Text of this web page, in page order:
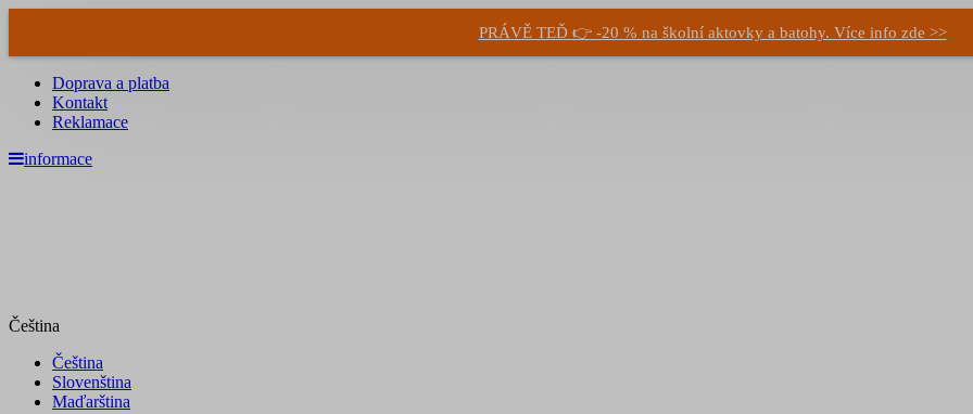
PRÁVĚ TEĎ 👉 -20 % na školní aktovky a batohy. Více info zde >>
Doprava a platba
Kontakt
Reklamace
informace
Čeština
Čeština
Slovenština
Maďarština